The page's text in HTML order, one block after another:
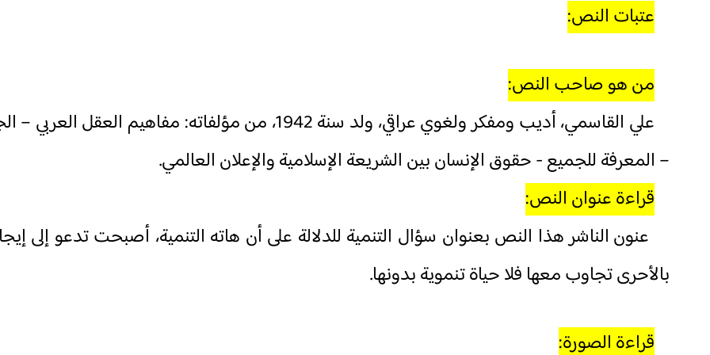
عتبات النص:
من هو صاحب النص:
علي القاسمي، أديب ومفكر ولغوي عراقي، ولد سنة 1942، من مؤلفاته: مفاهيم
– المعرفة للجميع - حقوق الإنسان بين الشريعة الإسلامية والإعلان العالمي.
قراءة عنوان النص:
عنون الناشر هذا النص بعنوان سؤال التنمية للدلالة على أن هاته التنمية، أصبحت تدعو إلى
بالأحرى تجاوب معها فلا حياة تنموية بدونها.
قراءة الصورة: